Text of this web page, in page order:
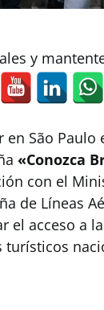
y
en São
«Conozca
con el
de Líneas
el acceso a